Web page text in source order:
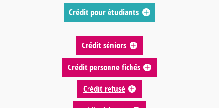
Crédit pour étudiants
Crédit séniors
Crédit personne fichés
Crédit refusé